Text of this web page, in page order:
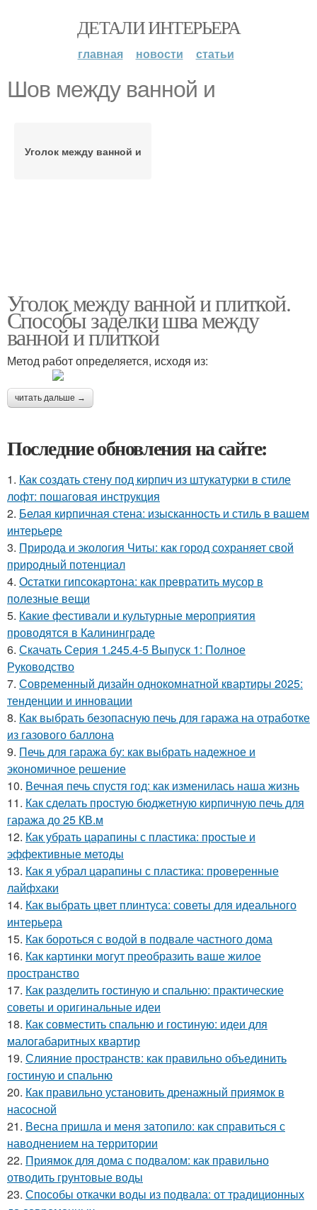
ДЕТАЛИ ИНТЕРЬЕРА
главная новости статьи
Шов между ванной и
Уголок между ванной и
Уголок между ванной и плиткой.
Способы заделки шва между
ванной и плиткой
Метод работ определяется, исходя из:
читать дальше →
Последние обновления на сайте:
1. Как создать стену под кирпич из штукатурки в стиле
лофт: пошаговая инструкция
2. Белая кирпичная стена: изысканность и стиль в вашем
интерьере
3. Природа и экология Читы: как город сохраняет свой
природный потенциал
4. Остатки гипсокартона: как превратить мусор в
полезные вещи
5. Какие фестивали и культурные мероприятия
проводятся в Калининграде
6. Скачать Серия 1.245.4-5 Выпуск 1: Полное
Руководство
7. Современный дизайн однокомнатной квартиры 2025:
тенденции и инновации
8. Как выбрать безопасную печь для гаража на отработке
из газового баллона
9. Печь для гаража бу: как выбрать надежное и
экономичное решение
10. Вечная печь спустя год: как изменилась наша жизнь
11. Как сделать простую бюджетную кирпичную печь для
гаража до 25 КВ.м
12. Как убрать царапины с пластика: простые и
эффективные методы
13. Как я убрал царапины с пластика: проверенные
лайфхаки
14. Как выбрать цвет плинтуса: советы для идеального
интерьера
15. Как бороться с водой в подвале частного дома
16. Как картинки могут преобразить ваше жилое
пространство
17. Как разделить гостиную и спальню: практические
советы и оригинальные идеи
18. Как совместить спальню и гостиную: идеи для
малогабаритных квартир
19. Слияние пространств: как правильно объединить
гостиную и спальню
20. Как правильно установить дренажный приямок в
насосной
21. Весна пришла и меня затопило: как справиться с
наводнением на территории
22. Приямок для дома с подвалом: как правильно
отводить грунтовые воды
23. Способы откачки воды из подвала: от традиционных